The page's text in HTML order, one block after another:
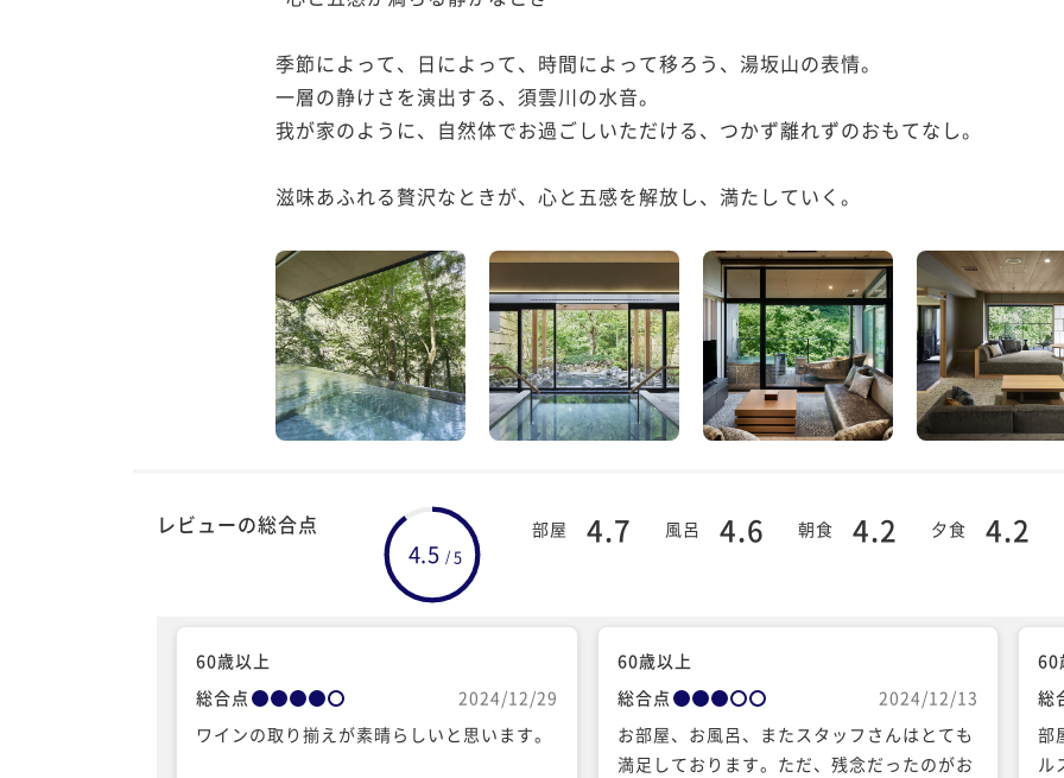
季節によって、日によって、時間によって移ろう、湯坂山の表情。
一層の静けさを演出する、須雲川の水音。
我が家のように、自然体でお過ごしいただける、つかず離れずのおもてなし。
滋味あふれる贅沢なときが、心と五感を解放し、満たしていく。
レビューの総合点
4.5 /5
部屋 4.7 風呂 4.6 朝食 4.2 夕食 4.2
60歳以上
総合点
2024/12/29
ワインの取り揃えが素晴らしいと思います。
60歳以上
総合点
2024/12/13
お部屋、お風呂、またスタッフさんはとても
満足しております。ただ、残念だったのがお
60
総
部
ル